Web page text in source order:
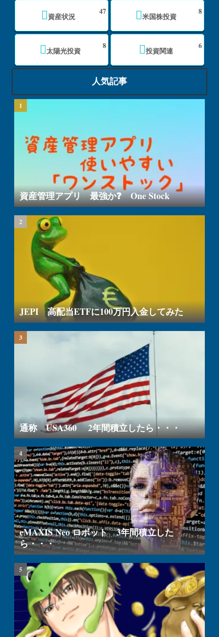
資産状況
47
米国株投資
8
太陽光投資
8
投資関連
6
人気記事
資産管理アプリ 最強か❓ One Stock
JEPI 高配当ETFに100万円入金してみた
通称 USA360 2年間積立したら・・・
eMAXIS Neo ロボット 3年間積立した
ら・・・